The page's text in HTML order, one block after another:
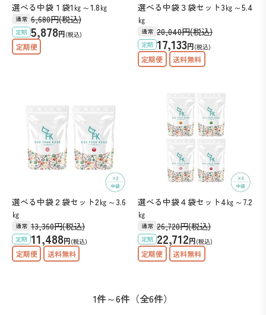
選べる中袋１袋1㎏～1.8㎏
通常 6,680円(税込)
定期 5,878円(税込)
選べる中袋３袋セット3㎏～5.4
㎏
通常 20,040円(税込)
定期 17,133円(税込)
選べる中袋２袋セット2㎏～3.6
㎏
通常 13,360円(税込)
定期 11,488円(税込)
選べる中袋４袋セット4㎏～7.2
㎏
通常 26,720円(税込)
定期 22,712円(税込)
1件～6件（全6件）